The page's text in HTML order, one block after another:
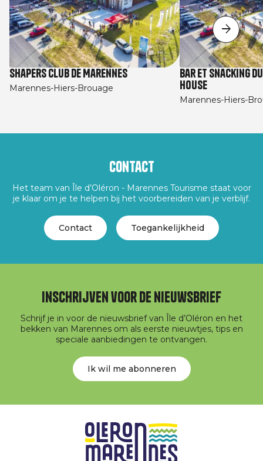
Shapers Club de Marennes
Marennes-Hiers-Brouage
Bar et snacking
House
Marennes-Hiers-
Contact
Het team van Île d’Oléron - Marennes Tourisme staat voor
je klaar om je te helpen bij het voorbereiden van je verblijf.
Contact Toegankelijkheid
Inschrijven voor de nieuwsbrief
Schrijf je in voor de nieuwsbrief van Île d’Oléron en het
bekken van Marennes om als eerste nieuwtjes, tips en
speciale aanbiedingen te ontvangen.
Ik wil me abonneren